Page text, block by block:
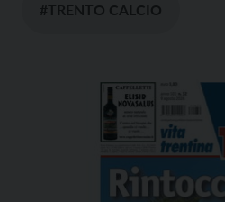
#TRENTO CALCIO